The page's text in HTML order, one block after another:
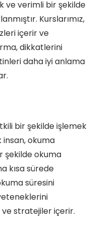
ve verimli bir şekilde
Kurslarımız,
içerir ve
dikkatlerini
daha iyi anlama
bir şekilde işlemek
insan, okuma
şekilde okuma
kısa sürede
süresini
stratejiler içerir.